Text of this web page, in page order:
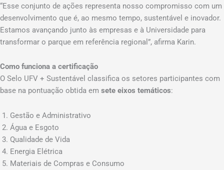
“Esse conjunto de ações representa nosso compromisso com um
desenvolvimento que é, ao mesmo tempo, sustentável e inovador.
Estamos avançando junto às empresas e à Universidade para
transformar o parque em referência regional”, afirma Karin.
Como funciona a certificação
O Selo UFV + Sustentável classifica os setores participantes com
base na pontuação obtida em sete eixos temáticos:
Gestão e Administrativo
Água e Esgoto
Qualidade de Vida
Energia Elétrica
Materiais de Compras e Consumo